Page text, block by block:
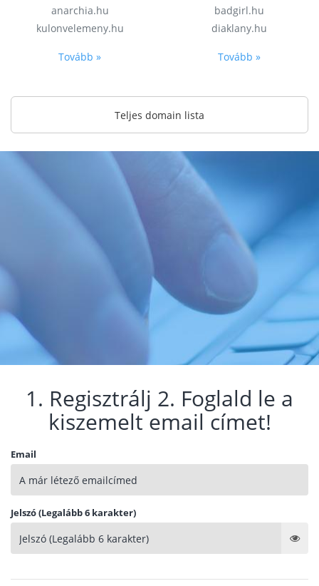
anarchia.hu
kulonvelemeny.hu
Tovább »
badgirl.hu
diaklany.hu
Tovább »
Teljes domain lista
1. Regisztrálj 2. Foglald le a
kiszemelt email címet!
Email
Jelszó (Legalább 6 karakter)